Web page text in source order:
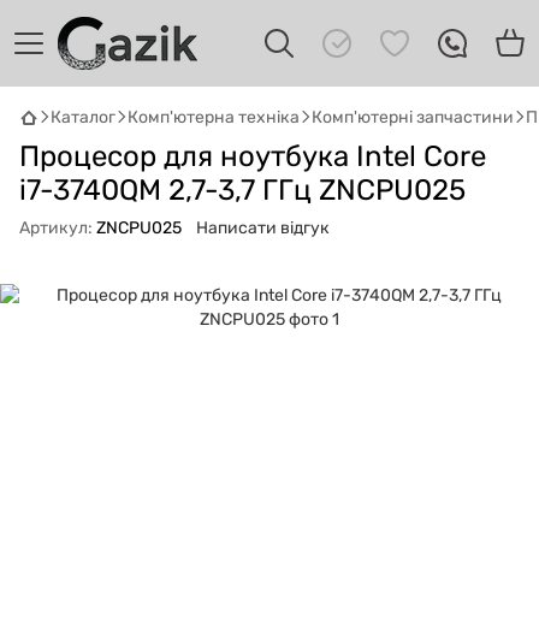
Каталог Комп'ютерна техніка Комп'ютерні запчастини
Процесор для ноутбука Intel Core
i7-3740QM 2,7-3,7 ГГц ZNCPU025
Артикул: ZNCPU025 Написати відгук
Онлайн · пошук техніки
Привіт! 👋 Я Gazik AI — допоможу